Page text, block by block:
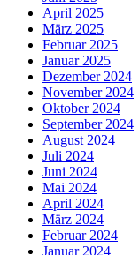
April 2025
März 2025
Februar 2025
Januar 2025
Dezember 2024
November 2024
Oktober 2024
September 2024
August 2024
Juli 2024
Juni 2024
Mai 2024
April 2024
März 2024
Februar 2024
Januar 2024